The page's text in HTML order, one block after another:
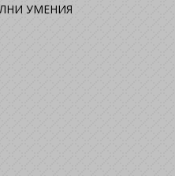
УМЕНИЯ